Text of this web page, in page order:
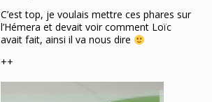
C’est top, je voulais mettre ces phares sur
l’Hémera et devait voir comment Loïc
avait fait, ainsi il va nous dire
++